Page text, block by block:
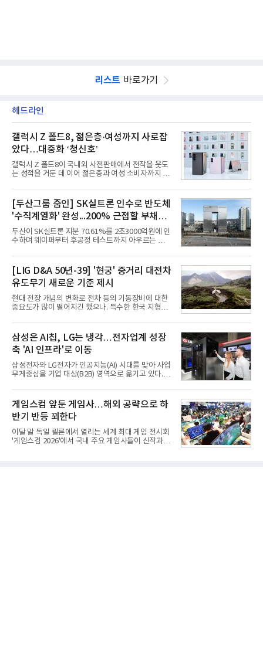
리스트 바로가기
헤드라인
갤럭시 Z 폴드8, 젊은층·여성까지 사로잡
았다…대중화 ‘청신호’
갤럭시 Z 폴드8이 국내외 사전판매에서 전작을 웃도
는 성적을 거둔 데 이어 젊은층과 여성 소비자까지 빠
산성을 앞세운 기존 폴드의 소비자층에서 벗어나 디
자인과 휴대성을 강화하면서 폴더블폰의 대중화를 본
격화하고 있다는 분석이 나온다.10일 카운터포인트
리서치에 따르면 갤럭시 Z8 시리즈의 글로벌 사전판
매량은 전작 대비 30% 이상 증가했다. 국내 사전판매
량은 전작 대비 39% 늘었고 유럽에서도 20% 이상
증가했다. 미국에서도 역대 폴드 시리즈 가운데 가장
폼팩터 변화가 영향
[두산그룹 줌인] SK실트론 인수로 반도체
'수직계열화' 완성...200% 근접할 부채비
율 부담
두산이 SK실트론 지분 70.61%를 2조3000억원에 인
수하며 웨이퍼부터 후공정 테스트까지 아우르는 반도
지난해 5742억원의 순손실을 내며 신용등급 하향검
토 대상에 올라 있다. 두산의 연결 기준 부채비율도 인
수금융 1조원을 가정할 경우 200%에 근접한 191%
까지 오를 것으로 신용평가사들은 추산하고 있다.10
일 금융감독원 전자공시와 업계 등에 따르면 ㈜두산
은 지난달 31일 이사회를 열고 SK㈜가 보유한 SK실
트론 지분 70.61%를 인수하는 주식매매계약(SPA)
다. 매각 대상 지분은 SK㈜가
[LIG D&A 50년-39] '현궁' 중거리 대전차
유도무기 새로운 기준 제시
현대 전장 개념의 변화로 전차 등의 기동장비에 대한
중요도가 많이 떨어지긴 했으나. 특수한 한국 지형을
로 평가되고 있다. 그러나 우리 군이 운용 중인 대전차
무기는 관통력과 유효사거리 모두 만족스럽지 못해
적 전차 파괴에 효과적이지 못했다. 특히 노후화된 대
전차 무기에 대한 군수지원이 미흡해 전력 발휘가 어
려웠다.따라서 부족한 사거리의 한계를 극복하고 아
군의 생존성을 극대화할 수 있는 대전차 유도무기 개
발이 절실했다.2007년부터 국방과학연구소(ADD) 주
국산화에 의
삼성은 AI칩, LG는 냉각…전자업계 성장
축 'AI 인프라'로 이동
삼성전자와 LG전자가 인공지능(AI) 시대를 맞아 사업
무게중심을 기업 대상(B2B) 영역으로 옮기고 있다.
접어든 가운데 삼성전자는 AI 반도체를 중심으로 데
이터센터 생태계 공략을 강화하고 LG전자는 냉각솔
루션·전장·로봇 등 기업용 솔루션 사업 확대에 속도를
내고 있다.9일 업계에 따르면 LG전자는 2분기 생활가
전과 프리미엄 제품 경쟁력에 더해 B2B 사업 확대 효
과로 수익성을 방어한 반면 삼성전자는 디바이스경험
(DX) 부문의 TV·생활가전 수익성이 악화됐다. 대신 삼
게임스컴 앞둔 게임사…해외 공략으로 하
반기 반등 꾀한다
이달 말 독일 쾰른에서 열리는 세계 최대 게임 전시회
'게임스컴 2026'에서 국내 주요 게임사들이 신작과 글